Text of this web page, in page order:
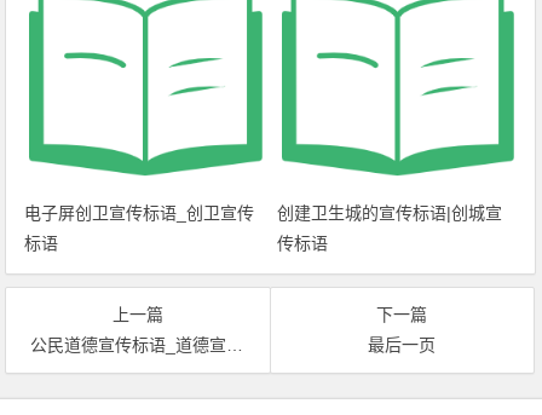
电子屏创卫宣传标语_创卫宣传
标语
创建卫生城的宣传标语|创城宣
传标语
上一篇
公民道德宣传标语_道德宣传标语
下一篇
最后一页